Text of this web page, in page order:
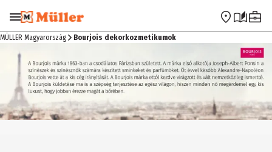
Ugrás a navigációra Ugrás a fő tartalomra
MÜLLER Magyarország Bourjois dekorkozmetikumok